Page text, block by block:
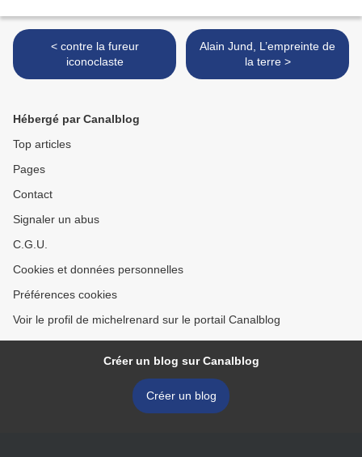
< contre la fureur
iconoclaste
Alain Jund, L’empreinte de
la terre >
Hébergé par Canalblog
Top articles
Pages
Contact
Signaler un abus
C.G.U.
Cookies et données personnelles
Préférences cookies
Voir le profil de michelrenard sur le portail Canalblog
Créer un blog sur Canalblog
Créer un blog